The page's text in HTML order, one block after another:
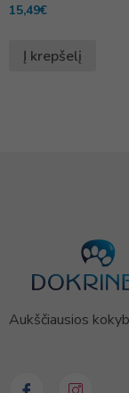
15,49€
Į krepšelį
Aukščiausios